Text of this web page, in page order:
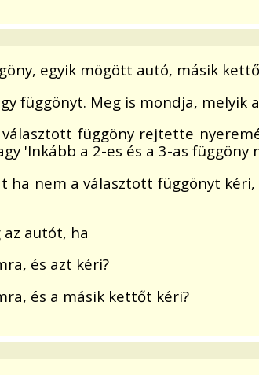
egyik mögött autó, másik
függönyt. Meg is mondja, melyik
függöny rejtette
'Inkább a 2-es és a 3-as
ha nem a választott függönyt
az autót, ha
és azt kéri?
és a másik kettőt kéri?